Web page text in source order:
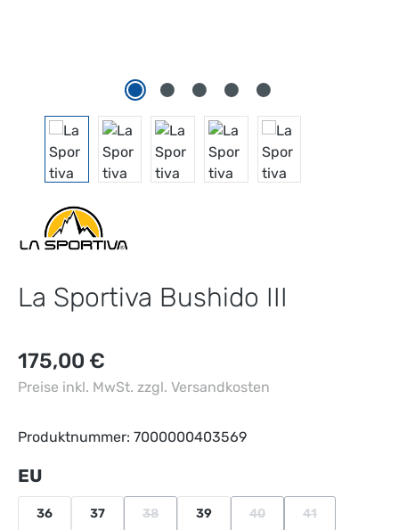
La Sportiva Bushido III
Regulärer Preis:
175,00 €
Preise inkl. MwSt. zzgl. Versandkosten
Produktnummer: 7000000403569
EU
36 37 38
(Diese Option ist zurzeit nicht verfügbar.)
39 40 41